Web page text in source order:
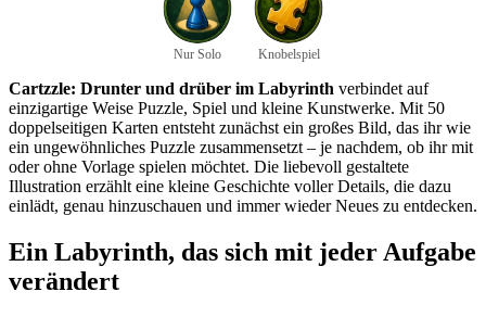
Nur Solo Knobelspiel
Cartzzle: Drunter und drüber im Labyrinth verbindet auf
einzigartige Weise Puzzle, Spiel und kleine Kunstwerke. Mit 50
doppelseitigen Karten entsteht zunächst ein großes Bild, das ihr wie
ein ungewöhnliches Puzzle zusammensetzt – je nachdem, ob ihr mit
oder ohne Vorlage spielen möchtet. Die liebevoll gestaltete
Illustration erzählt eine kleine Geschichte voller Details, die dazu
einlädt, genau hinzuschauen und immer wieder Neues zu entdecken.
Ein Labyrinth, das sich mit jeder Aufgabe
verändert